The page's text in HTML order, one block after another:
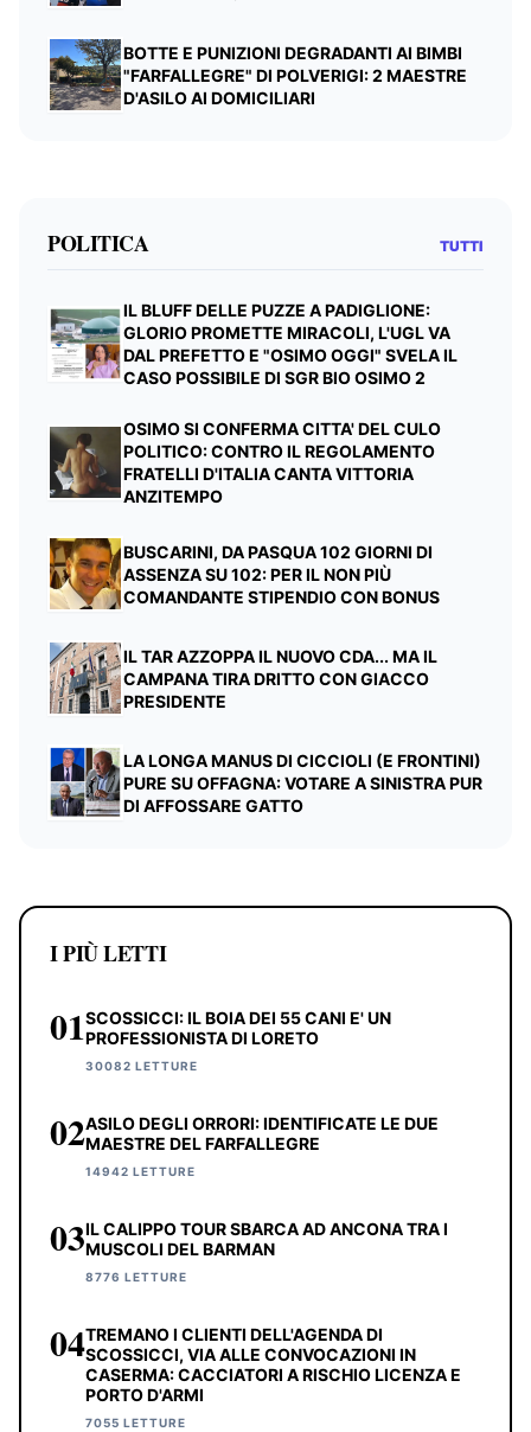
BOTTE E PUNIZIONI DEGRADANTI AI BIMBI
"FARFALLEGRE" DI POLVERIGI: 2 MAESTRE
D'ASILO AI DOMICILIARI
POLITICA TUTTI
IL BLUFF DELLE PUZZE A PADIGLIONE:
GLORIO PROMETTE MIRACOLI, L'UGL VA
DAL PREFETTO E "OSIMO OGGI" SVELA IL
CASO POSSIBILE DI SGR BIO OSIMO 2
OSIMO SI CONFERMA CITTA' DEL CULO
POLITICO: CONTRO IL REGOLAMENTO
FRATELLI D'ITALIA CANTA VITTORIA
ANZITEMPO
BUSCARINI, DA PASQUA 102 GIORNI DI
ASSENZA SU 102: PER IL NON PIÙ
COMANDANTE STIPENDIO CON BONUS
IL TAR AZZOPPA IL NUOVO CDA... MA IL
CAMPANA TIRA DRITTO CON GIACCO
PRESIDENTE
LA LONGA MANUS DI CICCIOLI (E FRONTINI)
PURE SU OFFAGNA: VOTARE A SINISTRA PUR
DI AFFOSSARE GATTO
I PIÙ LETTI
01SCOSSICCI: IL BOIA DEI 55 CANI E' UN
PROFESSIONISTA DI LORETO
30082 LETTURE
02ASILO DEGLI ORRORI: IDENTIFICATE LE DUE
MAESTRE DEL FARFALLEGRE
14942 LETTURE
03IL CALIPPO TOUR SBARCA AD ANCONA TRA I
MUSCOLI DEL BARMAN
8776 LETTURE
04TREMANO I CLIENTI DELL'AGENDA DI
SCOSSICCI, VIA ALLE CONVOCAZIONI IN
CASERMA: CACCIATORI A RISCHIO LICENZA E
PORTO D'ARMI
7055 LETTURE